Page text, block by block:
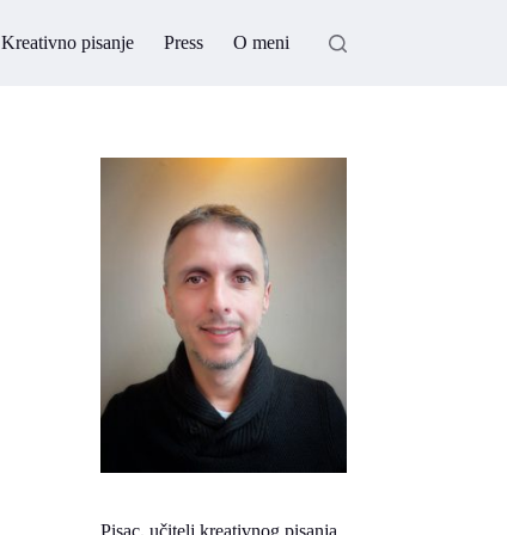
Kreativno pisanje Press O meni
Pisac, učitelj kreativnog pisanja